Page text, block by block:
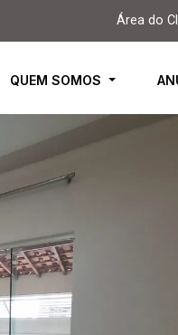
Área do
QUEM SOMOS